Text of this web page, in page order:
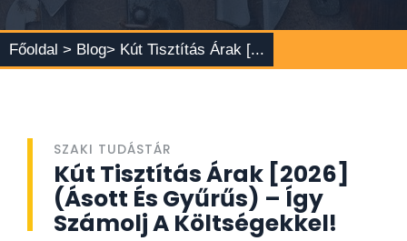
Főoldal > Blog> Kút Tisztítás Árak [...
SZAKI TUDÁSTÁR
Kút Tisztítás Árak [2026]
(Ásott És Gyűrűs) – Így
Számolj A Költségekkel!